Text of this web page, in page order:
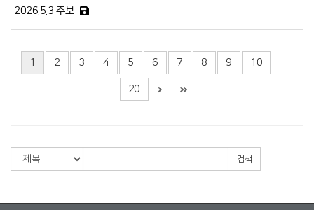
2026.5.3 주보
1 2 3 4 5 6 7 8 9 10
20
검색